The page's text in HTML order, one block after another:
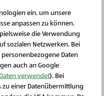
Denk- und
ein, um unsere
anpassen zu können.
die Verwendung
sozialen Netzwerken. Bei
Daten
auch an Google
verwendet). Bei
zu einer Datenübermittlung